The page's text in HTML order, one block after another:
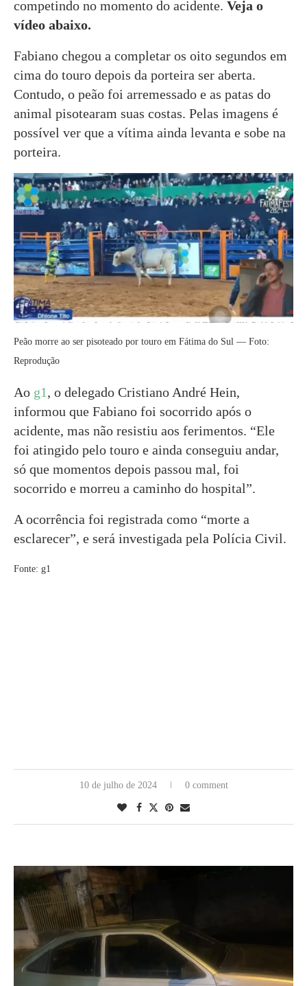
competindo no momento do acidente. Veja o
vídeo abaixo.
Fabiano chegou a completar os oito segundos em
cima do touro depois da porteira ser aberta.
Contudo, o peão foi arremessado e as patas do
animal pisotearam suas costas. Pelas imagens é
possível ver que a vítima ainda levanta e sobe na
porteira.
Peão morre ao ser pisoteado por touro em Fátima do Sul — Foto:
Reprodução
Ao g1, o delegado Cristiano André Hein,
informou que Fabiano foi socorrido após o
acidente, mas não resistiu aos ferimentos. “Ele
foi atingido pelo touro e ainda conseguiu andar,
só que momentos depois passou mal, foi
socorrido e morreu a caminho do hospital”.
A ocorrência foi registrada como “morte a
esclarecer”, e será investigada pela Polícia Civil.
Fonte: g1
10 de julho de 2024 0 comment